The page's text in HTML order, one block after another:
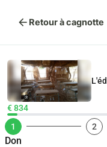
arrow_back Retour à cagnotte
€ 834
1
Don
2